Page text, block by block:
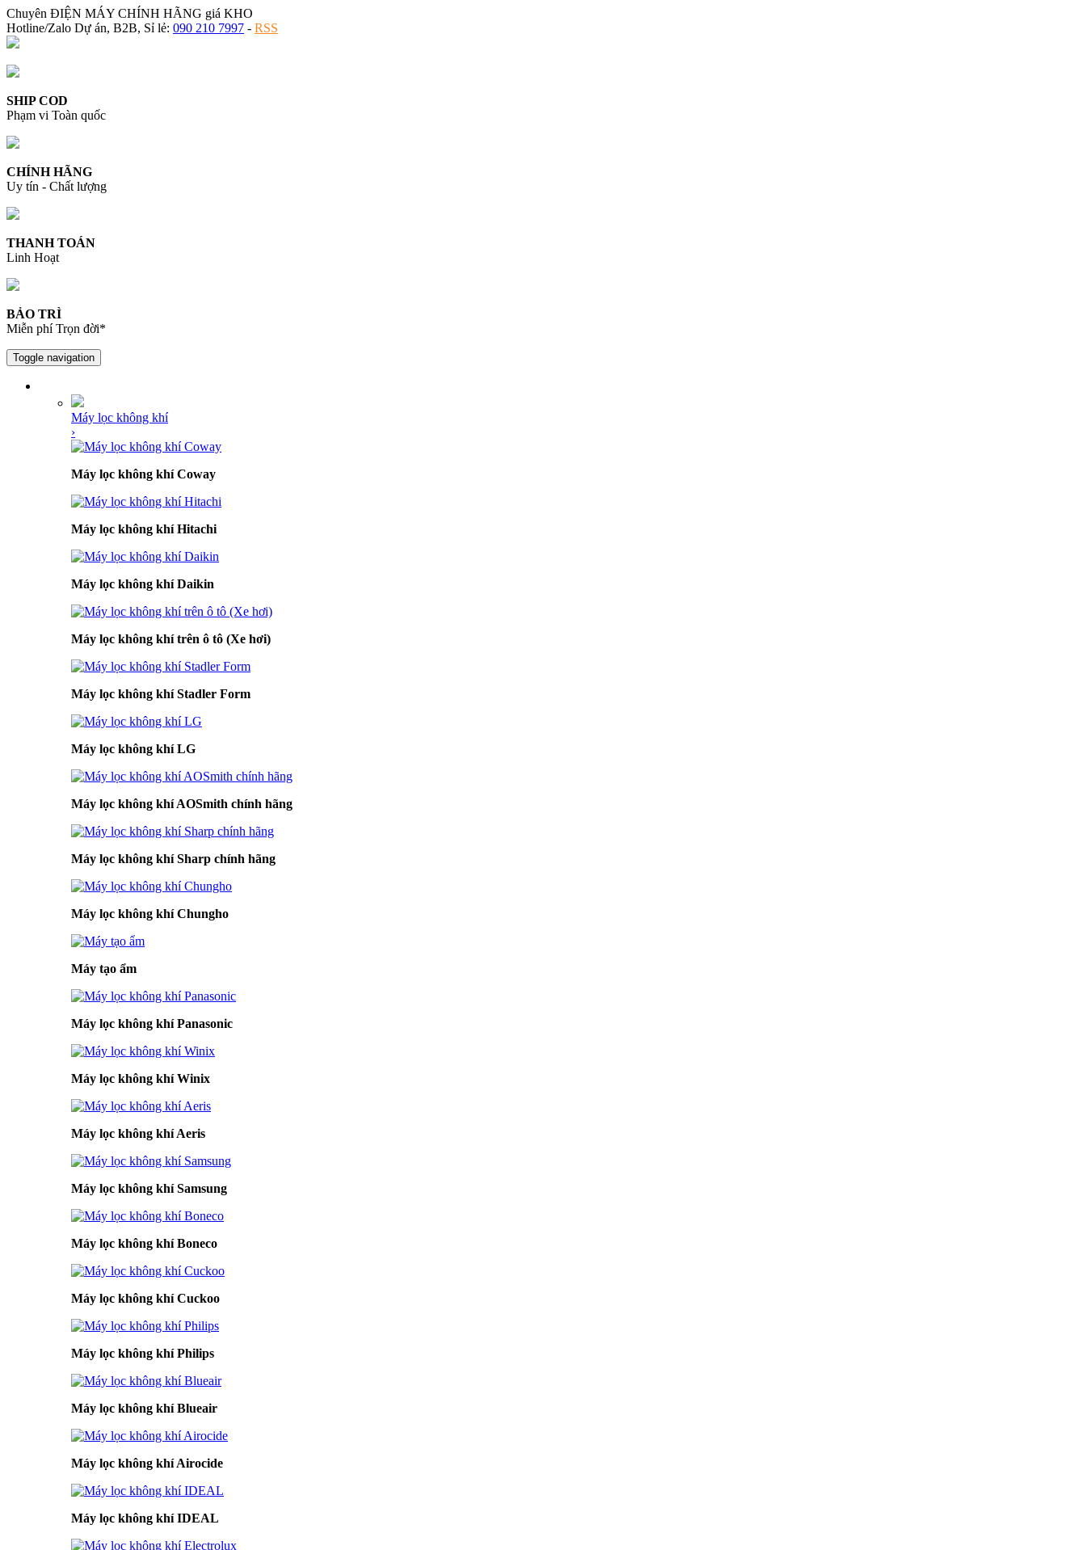
Chuyên ĐIỆN MÁY CHÍNH HÃNG giá KHO
Hotline/Zalo Dự án, B2B, Sỉ lẻ: 090 210 7997 - RSS
SHIP COD
Phạm vi Toàn quốc
CHÍNH HÃNG
Uy tín - Chất lượng
THANH TOÁN
Linh Hoạt
BẢO TRÌ
Miễn phí Trọn đời*
Toggle navigation
Máy lọc không khí
›
Máy lọc không khí Coway
Máy lọc không khí Hitachi
Máy lọc không khí Daikin
Máy lọc không khí trên ô tô (Xe hơi)
Máy lọc không khí Stadler Form
Máy lọc không khí LG
Máy lọc không khí AOSmith chính hãng
Máy lọc không khí Sharp chính hãng
Máy lọc không khí Chungho
Máy tạo ẩm
Máy lọc không khí Panasonic
Máy lọc không khí Winix
Máy lọc không khí Aeris
Máy lọc không khí Samsung
Máy lọc không khí Boneco
Máy lọc không khí Cuckoo
Máy lọc không khí Philips
Máy lọc không khí Blueair
Máy lọc không khí Airocide
Máy lọc không khí IDEAL